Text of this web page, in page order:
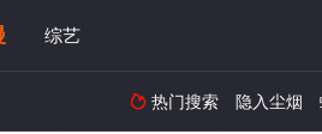
综艺
 热门搜索 隐入尘烟